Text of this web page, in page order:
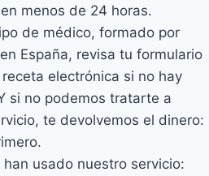
menos de 24 horas.
de médico, formado por
España, revisa tu formulario
electrónica si no hay
si no podemos tratarte a
te devolvemos el dinero:
usado nuestro servicio: